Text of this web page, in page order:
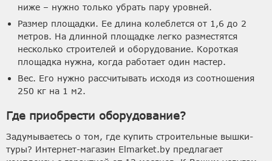
ниже – нужно только убрать пару уровней.
Размер площадки. Ее длина колеблется от 1,6 до 2
метров. На длинной площадке легко разместятся
несколько строителей и оборудование. Короткая
площадка нужна, когда работает один мастер.
Вес. Его нужно рассчитывать исходя из соотношения
250 кг на 1 м2.
Где приобрести оборудование?
Задумываетесь о том, где купить строительные вышки-
туры? Интернет-магазин Elmarket.by предлагает